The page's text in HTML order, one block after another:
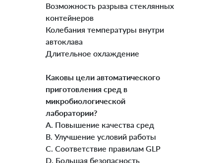
Возможность разрыва стеклянных
контейнеров
Колебания температуры внутри
автоклава
Длительное охлаждение
Каковы цели автоматического
приготовления сред в
микробиологической
лаборатории?
A. Повышение качества сред
B. Улучшение условий работы
C. Соответствие правилам GLP
D. Большая безопасность